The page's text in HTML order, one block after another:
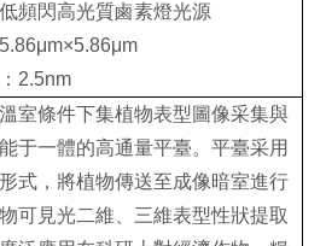
頻閃高光質鹵素燈光源
2.5nm
室條件下集植物表型圖像采集與
于一體的高通量平臺。平臺采用
式，將植物傳送至成像暗室進行
可見光二維、三維表型性狀提取